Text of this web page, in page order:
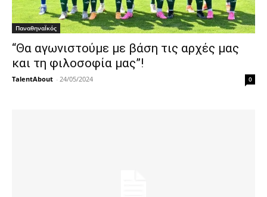
ΠαναθηναΪκός
“Θα αγωνιστούμε με βάση τις αρχές μας
και τη φιλοσοφία μας”!
TalentAbout - 24/05/2024 0